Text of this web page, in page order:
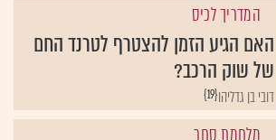
המדריך לכיס
האם הגיע הזמן להצטרף לטרנד החם
של שוק הרכב?
{19}דובי בן גדליהו